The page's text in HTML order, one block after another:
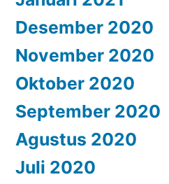
Desember 2020
November 2020
Oktober 2020
September 2020
Agustus 2020
Juli 2020